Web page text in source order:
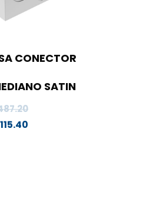
CONECTOR
SATIN
Rango
de